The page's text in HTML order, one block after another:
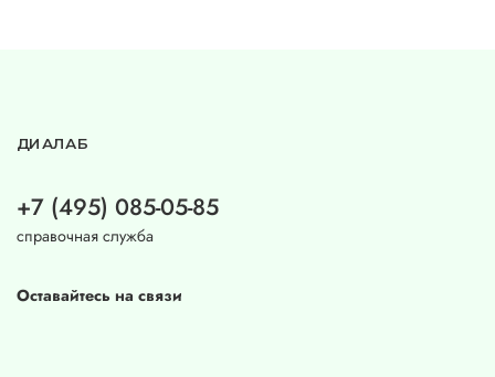
ДИАЛАБ
+7 (495) 085-05-85
справочная служба
Оставайтесь на связи